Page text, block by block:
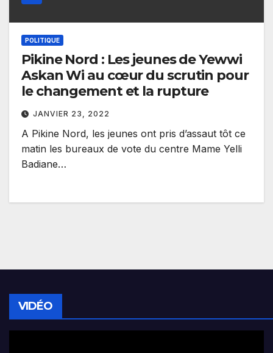
POLITIQUE
Pikine Nord : Les jeunes de Yewwi
Askan Wi au cœur du scrutin pour
le changement et la rupture
JANVIER 23, 2022
A Pikine Nord, les jeunes ont pris d’assaut tôt ce
matin les bureaux de vote du centre Mame Yelli
Badiane…
VIDÉO